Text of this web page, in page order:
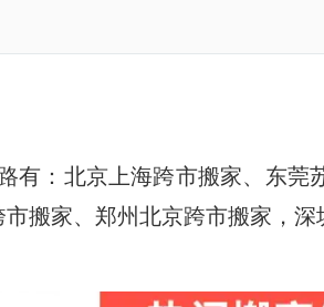
有：北京上海跨市搬家、东莞
市搬家、郑州北京跨市搬家 ，